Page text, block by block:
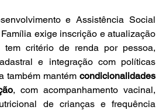
e Assistência Social
exige inscrição e atualização
tem critério de renda por pessoa,
e integração com políticas
também mantém condicionalidades
, com acompanhamento vacinal,
de crianças e frequência